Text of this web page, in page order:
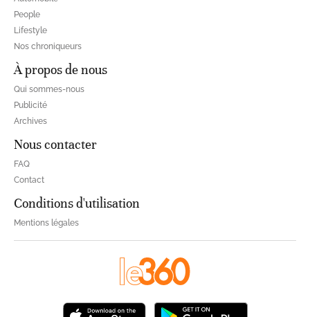
People
Lifestyle
Nos chroniqueurs
À propos de nous
Qui sommes-nous
Publicité
Archives
Nous contacter
FAQ
Contact
Conditions d'utilisation
Mentions légales